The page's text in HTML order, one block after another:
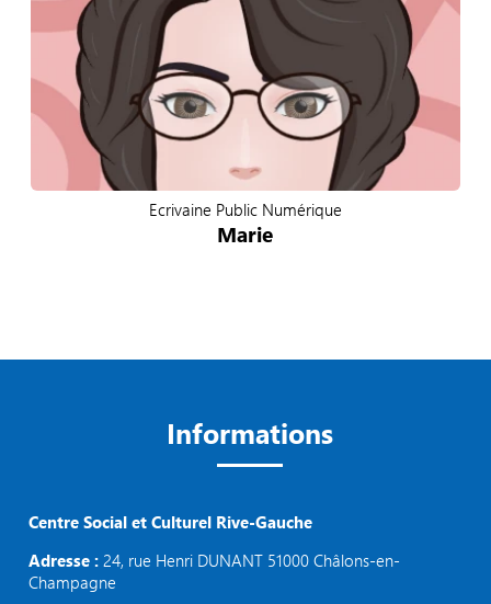
Marie
Ecrivaine Public Numérique
Informations
Centre Social et Culturel Rive-Gauche
Adresse : 24, rue Henri DUNANT 51000 Châlons-en-
Champagne